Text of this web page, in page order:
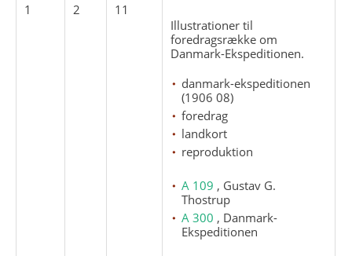
1 2
11
Illustrationer til
foredragsrække om
Danmark-Ekspeditionen.
danmark-ekspeditionen
(1906 08)
foredrag
landkort
reproduktion
A 109 , Gustav G.
Thostrup
A 300 , Danmark-
Ekspeditionen